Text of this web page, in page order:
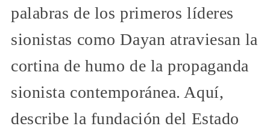
palabras de los primeros líderes
sionistas como Dayan atraviesan la
cortina de humo de la propaganda
sionista contemporánea. Aquí,
describe la fundación del Estado